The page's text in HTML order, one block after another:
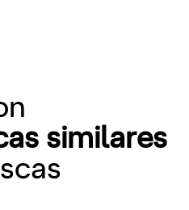
similares